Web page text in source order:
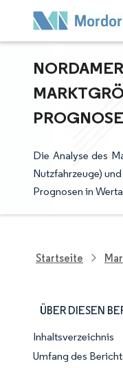
ROGNOSE
Die Analyse des
Nutzfahrzeuge)
Prognosen in
Startseite
ÜBER DIESEN
Inhaltsverzeichnis
Umfang des